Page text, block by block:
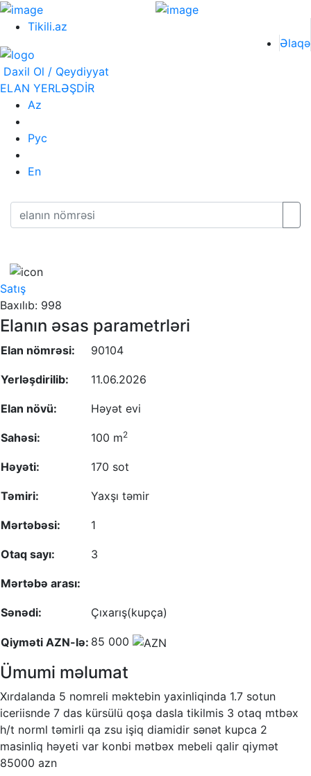
Tikili.az
Əlaqə
Daxil Ol / Qeydiyyat
ELAN YERLƏŞDİR
Az
Рус
En
Satış
Baxılıb: 998
Elanın əsas parametrləri
Elan nömrəsi: 90104
Yerləşdirilib: 11.06.2026
Elan növü: Həyət evi
Sahəsi: 100 m2
Həyəti: 170 sot
Təmiri: Yaxşı təmir
Mərtəbəsi: 1
Otaq sayı: 3
Mərtəbə arası:
Sənədi: Çıxarış(kupça)
Qiyməti AZN-lə: 85 000
Ümumi məlumat
Xırdalanda 5 nomreli məktebin yaxinliqinda 1.7 sotun
iceriisnde 7 das kürsülü qoşa dasla tikilmis 3 otaq mtbəx
h/t norml təmirli qa zsu işiq diamidir sənət kupca 2
masinliq həyeti var konbi mətbəx mebeli qalir qiymət
85000 azn